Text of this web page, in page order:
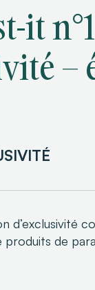
it
d’exclusivité
de